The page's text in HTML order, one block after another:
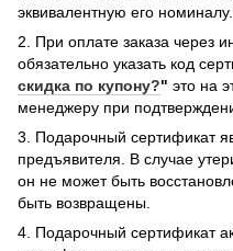
эквивалентную его номиналу.
2. При оплате заказа через
обязательно указать код
скидка по купону?" это на
менеджеру при
3. Подарочный сертификат
предъявителя. В случае
он не может быть
быть возвращены.
4. Подарочный сертификат